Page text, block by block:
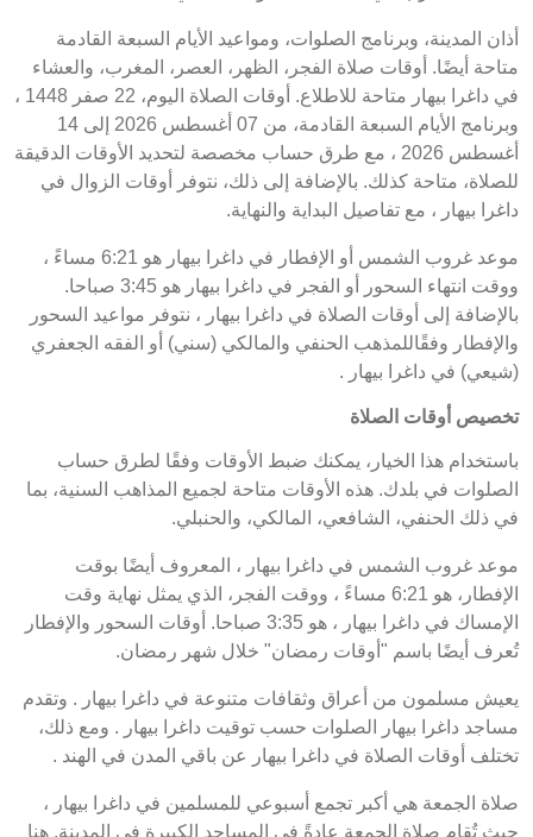
أذان المدينة، وبرنامج الصلوات، ومواعيد الأيام السبعة القادمة
متاحة أيضًا. أوقات صلاة الفجر، الظهر، العصر، المغرب، والعشاء
في داغرا بيهار متاحة للاطلاع. أوقات الصلاة اليوم، 22 صفر 1448 ،
وبرنامج الأيام السبعة القادمة، من 07 أغسطس 2026 إلى 14
أغسطس 2026 ، مع طرق حساب مخصصة لتحديد الأوقات الدقيقة
للصلاة، متاحة كذلك. بالإضافة إلى ذلك، نتوفر أوقات الزوال في
داغرا بيهار ، مع تفاصيل البداية والنهاية.
موعد غروب الشمس أو الإفطار في داغرا بيهار هو 6:21 مساءً ،
ووقت انتهاء السحور أو الفجر في داغرا بيهار هو 3:45 صباحا.
بالإضافة إلى أوقات الصلاة في داغرا بيهار ، نتوفر مواعيد السحور
والإفطار وفقًاللمذهب الحنفي والمالكي (سني) أو الفقه الجعفري
(شيعي) في داغرا بيهار .
تخصيص أوقات الصلاة
باستخدام هذا الخيار، يمكنك ضبط الأوقات وفقًا لطرق حساب
الصلوات في بلدك. هذه الأوقات متاحة لجميع المذاهب السنية، بما
في ذلك الحنفي، الشافعي، المالكي، والحنبلي.
موعد غروب الشمس في داغرا بيهار ، المعروف أيضًا بوقت
الإفطار، هو 6:21 مساءً ، ووقت الفجر، الذي يمثل نهاية وقت
الإمساك في داغرا بيهار ، هو 3:35 صباحا. أوقات السحور والإفطار
تُعرف أيضًا باسم "أوقات رمضان" خلال شهر رمضان.
يعيش مسلمون من أعراق وثقافات متنوعة في داغرا بيهار . وتقدم
مساجد داغرا بيهار الصلوات حسب توقيت داغرا بيهار . ومع ذلك،
تختلف أوقات الصلاة في داغرا بيهار عن باقي المدن في الهند .
صلاة الجمعة هي أكبر تجمع أسبوعي للمسلمين في داغرا بيهار ،
حيث تُقام صلاة الجمعة عادةً في المساجد الكبيرة في المدينة. هنا